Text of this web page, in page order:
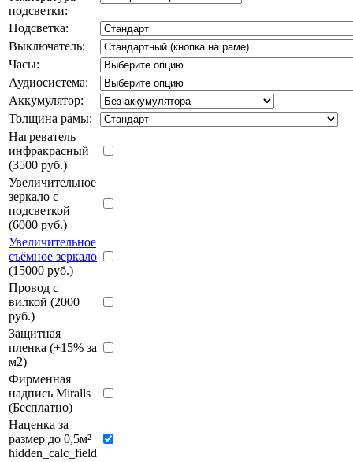
подсветки:
Подсветка:
Выключатель:
Часы:
Аудиосистема:
Аккумулятор:
Толщина рамы:
Нагреватель
инфракрасный
(3500 руб.)
Увеличительное
зеркало с
подсветкой
(6000 руб.)
Увеличительное
съёмное зеркало
(15000 руб.)
Провод с
вилкой (2000
руб.)
Защитная
пленка (+15% за
м2)
Фирменная
надпись Miralls
(Бесплатно)
Наценка за
размер до 0,5м²
hidden_calc_field